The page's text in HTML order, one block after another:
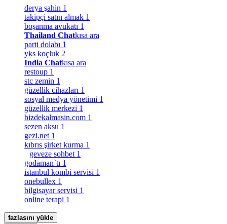
derya şahin 1
takipçi satın almak 1
boşanma avukatı 1
Thailand Chatkısa ara
parti dolabı 1
yks koçluk 2
India Chatkısa ara
restoup 1
stc zemin 1
güzellik cihazları 1
sosyal medya yönetimi 1
güzellik merkezi 1
bizdekalmasin.com 1
sezen aksu 1
gezi.net 1
kıbrıs şirket kurma 1
geveze sohbet 1
godaman`tı 1
istanbul kombi servisi 1
onebullex 1
bilgisayar servisi 1
online terapi 1
fazlasını yükle